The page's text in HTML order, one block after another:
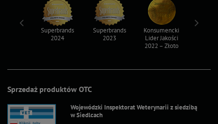
Sprzedaż produktów OTC
Wojewódzki Inspektorat Weterynarii z siedzibą
w Siedlcach
Superbrands
2024
Superbrands
2023
Konsumencki
Lider Jakości
2022 – Złoto